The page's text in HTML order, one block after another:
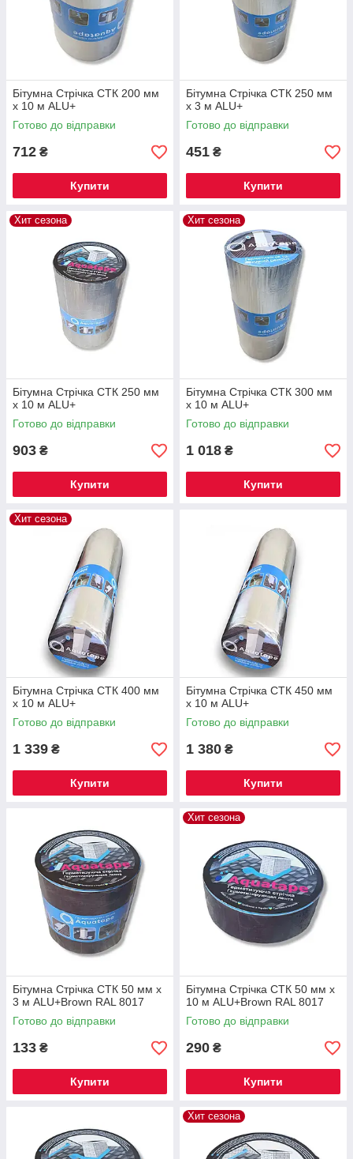
Бітумна Стрічка СТК 200 мм
х 10 м ALU+
Готово до відправки
712 ₴
Купити
Бітумна Стрічка СТК 250 мм
х 3 м ALU+
Готово до відправки
451 ₴
Купити
Хит сезона
Бітумна Стрічка СТК 250 мм
х 10 м ALU+
Готово до відправки
903 ₴
Купити
Хит сезона
Бітумна Стрічка СТК 300 мм
х 10 м ALU+
Готово до відправки
1 018 ₴
Купити
Хит сезона
Бітумна Стрічка СТК 400 мм
х 10 м ALU+
Готово до відправки
1 339 ₴
Купити
Бітумна Стрічка СТК 450 мм
х 10 м ALU+
Готово до відправки
1 380 ₴
Купити
Бітумна Стрічка СТК 50 мм х
3 м ALU+Brown RAL 8017
Готово до відправки
133 ₴
Купити
Хит сезона
Бітумна Стрічка СТК 50 мм х
10 м ALU+Brown RAL 8017
Готово до відправки
290 ₴
Купити
Хит сезона